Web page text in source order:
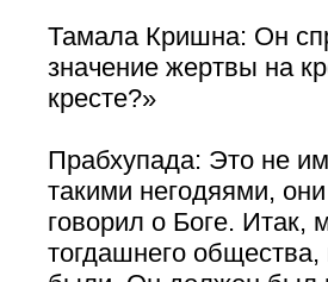
Тамала Кришна: Он
значение жертвы на
кресте?»
Прабхупада: Это не
такими негодяями,
говорил о Боге. Итак,
тогдашнего